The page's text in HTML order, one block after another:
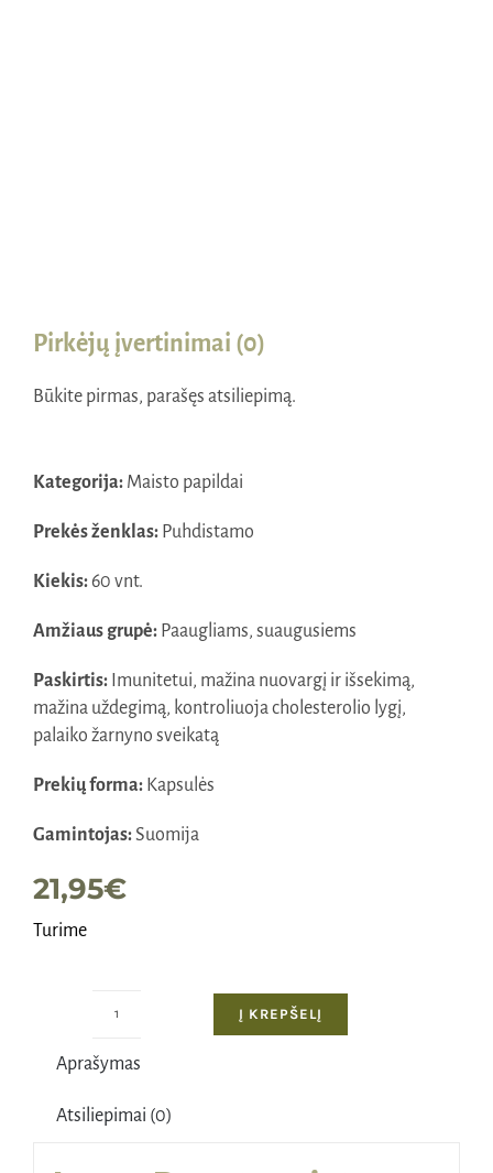
Pirkėjų įvertinimai (0)
Būkite pirmas, parašęs atsiliepimą.
Kategorija:Maisto papildai
Prekės ženklas:Puhdistamo
Kiekis:60 vnt.
Amžiaus grupė:Paaugliams, suaugusiems
Paskirtis:Imunitetui, mažina nuovargį ir išsekimą,
mažina uždegimą, kontroliuoja cholesterolio lygį,
palaiko žarnyno sveikatą
Prekių forma: Kapsulės
Gamintojas:Suomija
21,95€
Turime
60
Į KREPŠELĮ
Aprašymas
Atsiliepimai (0)